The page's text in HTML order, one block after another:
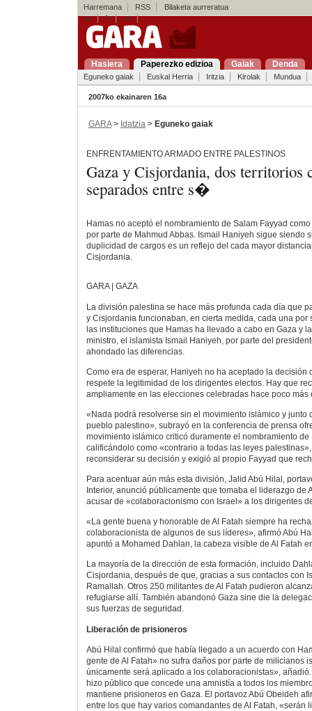
Harremana RSS
Bilaketa aurreratua
es
fr en
Hasiera Paperezko edizioa Gaiak Denda
Eguneko gaiak Euskal Herria Iritzia Kirolak Mundua
2007ko ekainaren 16a
GARA> Idatzia > Eguneko gaiak
ENFRENTAMIENTO ARMADO ENTRE PALESTINOS
Gaza y Cisjordania, dos territorios
separados entre s�
Hamas no aceptó el nombramiento de Salam Fayyad
por parte de Mahmud Abbas. Ismail Haniyeh sigue siendo
duplicidad de cargos es un reflejo del cada mayor
Cisjordania.
GARA | GAZA
La división palestina se hace más profunda cada día que
y Cisjordania funcionaban, en cierta medida, cada una por
las instituciones que Hamas ha llevado a cabo en Gaza y
ministro, el islamista Ismail Haniyeh, por parte del
ahondado las diferencias.
Como era de esperar, Haniyeh no ha aceptado la decisión
respete la legitimidad de los dirigentes electos. Hay que
ampliamente en las elecciones celebradas hace poco más
«Nada podrá resolverse sin el movimiento islámico y junto
pueblo palestino», subrayó en la conferencia de prensa
movimiento islámico criticó duramente el nombramiento de
calificándolo como «contrario a todas las leyes
reconsiderar su decisión y exigió al propio Fayyad que
Para acentuar aún más esta división, Jalid Abú Hilal,
Interior, anunció públicamente que tomaba el liderazgo de
acusar de «colaboracionismo con Israel» a los dirigentes
«La gente buena y honorable de Al Fatah siempre ha
colaboracionista de algunos de sus líderes», afirmó Abú
apuntó a Mohamed Dahlan, la cabeza visible de Al Fatah
La mayoría de la dirección de esta formación, incluido
Cisjordania, después de que, gracias a sus contactos con
Ramallah. Otros 250 militantes de Al Fatah pudieron
refugiarse allí. También abandonó Gaza sine die la
sus fuerzas de seguridad.
Liberación de prisioneros
Abú Hilal confirmó que había llegado a un acuerdo con
gente de Al Fatah» no sufra daños por parte de milicianos
únicamente será aplicado a los colaboracionistas»,
hizo público que concede una amnistía a todos los
mantiene prisioneros en Gaza. El portavoz Abú Obeideh
entre los que hay varios comandantes de Al Fatah, «serán